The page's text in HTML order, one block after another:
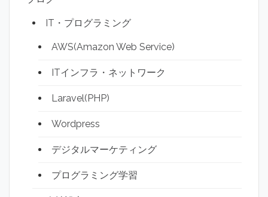
IT・プログラミング
AWS(Amazon Web Service)
ITインフラ・ネットワーク
Laravel(PHP)
Wordpress
デジタルマーケティング
プログラミング学習